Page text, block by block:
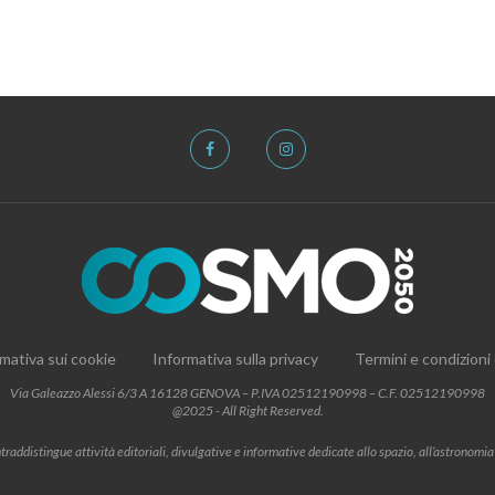
sui cookie Informativa sulla privacy Termini e condizioni
Via Galeazzo Alessi 6/3 A 16128 GENOVA – P.IVA 02512190998 – C.F. 02512190998
@2025 - All Right Reserved.
attività editoriali, divulgative e informative dedicate allo spazio,